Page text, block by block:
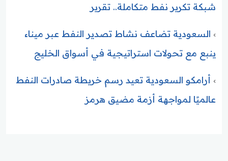
شبكة تكرير نفط متكاملة.. تقرير
السعودية تضاعف نشاط تصدير النفط عبر ميناء
ينبع مع تحولات استراتيجية في أسواق الخليج
أرامكو السعودية تعيد رسم خريطة صادرات النفط
عالميًا لمواجهة أزمة مضيق هرمز